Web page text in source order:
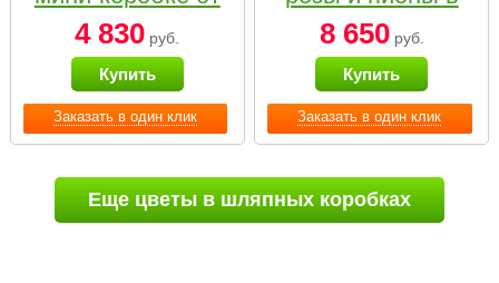
Заказать в один клик
Bella Fiori
4 830 руб.
Купить
Заказать в один клик
белой коробке
Small
8 650руб.
Купить
Еще цветы в шляпных коробках